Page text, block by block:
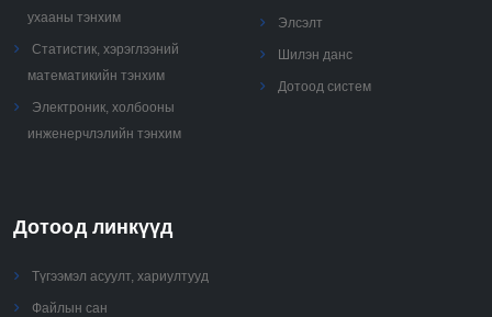
ухааны тэнхим
Статистик, хэрэглээний
математикийн тэнхим
Электроник, холбооны
инженерчлэлийн тэнхим
Элсэлт
Шилэн данс
Дотоод систем
Дотоод линкүүд
Түгээмэл асуулт, хариултууд
Файлын сан